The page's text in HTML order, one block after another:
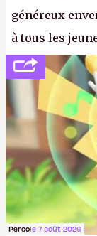
généreux
à tous les
politesse et le
anciens. Il
consoles à
Percole 7 août 2026